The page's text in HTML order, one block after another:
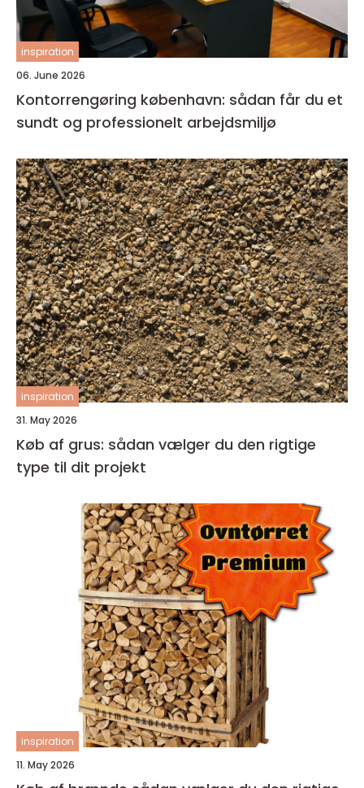
inspiration
06. June 2026
Kontorrengøring københavn: sådan får du et
sundt og professionelt arbejdsmiljø
inspiration
31. May 2026
Køb af grus: sådan vælger du den rigtige
type til dit projekt
inspiration
11. May 2026